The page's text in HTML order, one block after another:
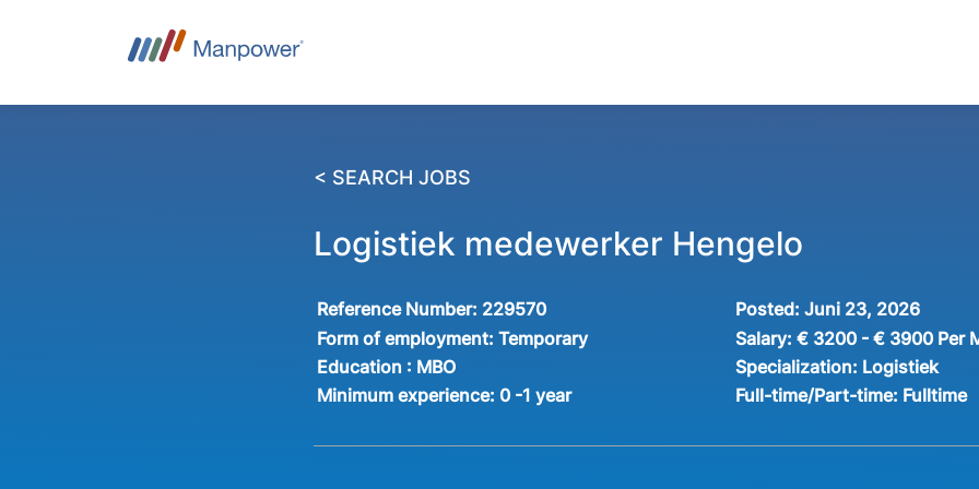
< SEARCH JOBS
Logistiek medewerker Hengelo
Reference Number: 229570 Posted: Juni 23, 2026
Form of employment:Temporary Salary: € 3200 - € 3900 Per
Education : MBO Specialization: Logistiek
Minimum experience: 0 -1 year Full-time/Part-time: Fulltime